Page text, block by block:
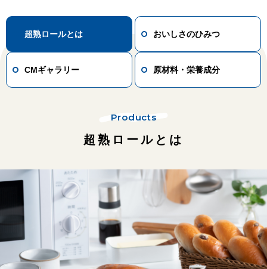
超熟ロールとは おいしさのひみつ
CMギャラリー 原材料・栄養成分
Products
超熟ロールとは